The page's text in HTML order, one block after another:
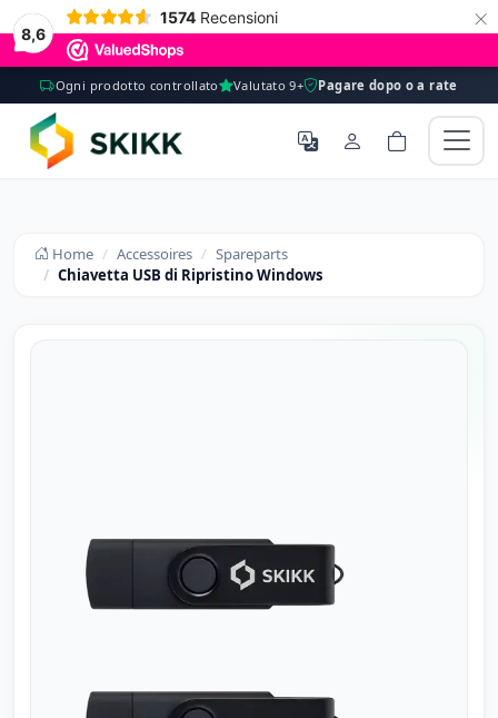
8,6
1574 Recensioni ×
Ogni prodotto controllato Valutato 9+ Pagare dopo o a rate
Home Accessoires
Spareparts
Chiavetta USB di Ripristino Windows